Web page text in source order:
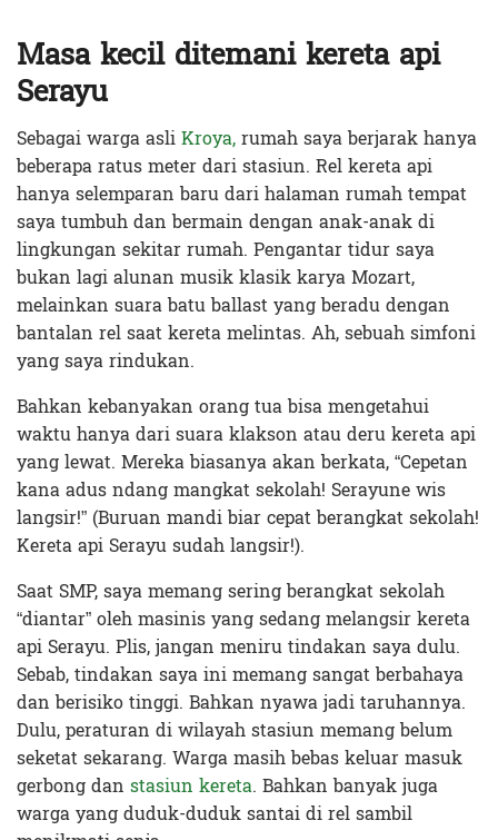
Masa kecil ditemani kereta api
Serayu
Sebagai warga asliKroya,rumah saya berjarak hanya
beberapa ratus meter dari stasiun. Rel kereta api
hanya selemparan baru dari halaman rumah tempat
saya tumbuh dan bermain dengan anak-anak di
lingkungan sekitar rumah. Pengantar tidur saya
bukan lagi alunan musik klasik karya Mozart,
melainkan suara batu ballast yang beradu dengan
bantalan rel saat kereta melintas. Ah, sebuah simfoni
yang saya rindukan.
Bahkan kebanyakan orang tua bisa mengetahui
waktu hanya dari suara klakson atau deru kereta api
yang lewat. Mereka biasanya akan berkata, “Cepetan
kana adus ndang mangkat sekolah! Serayune wis
langsir!” (Buruan mandi biar cepat berangkat sekolah!
Kereta api Serayu sudah langsir!).
Saat SMP, saya memang sering berangkat sekolah
“diantar” oleh masinis yang sedang melangsir kereta
api Serayu. Plis, jangan meniru tindakan saya dulu.
Sebab, tindakan saya ini memang sangat berbahaya
dan berisiko tinggi. Bahkan nyawa jadi taruhannya.
Dulu, peraturan di wilayah stasiun memang belum
seketat sekarang. Warga masih bebas keluar masuk
gerbong dan stasiun kereta. Bahkan banyak juga
warga yang duduk-duduk santai di rel sambil